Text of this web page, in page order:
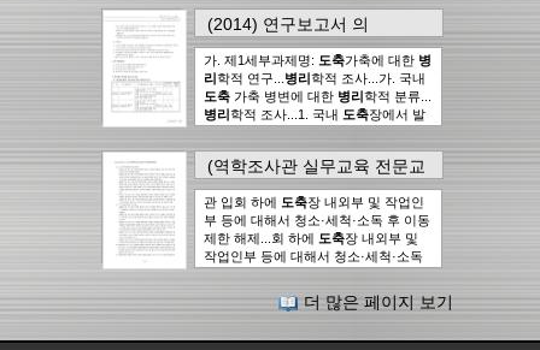
생 사례에 대한 책자 발간이 필요함...-
돼지의 신장 리포푹신증의 연구를 위해
도축돼지의 신장을 활용한 연구 수행
(2005, Rude 등)...- 병변과 원인체와의
관계 구명을 위해 폐렴이 있는도축돼
지에 대한 병리학적, 병인학적,...- 국내
발생 병변에 대한 도축 병리자료...- 국
다.도축 병리자료 모음집 발간...- 국내
발생 병변에 대한도축 병리자료...- 축
산 식품의 안전성 확보를 위해도축되
는 소 중 기립불능 상태의 개체에 대한
정밀...다.도축장에서 근무하는 검사관
들이 참고할 수 있는 국내도축장 발...
리자료 모음집 작성...가. 제1세부과제
명:도축가축에 대한병리
학적 연구...
라. 효과적인도축
안전성 제고...- 축산 식품의 안전성 확
보를 위해도축되는 소 중 기립불능 상
태의 개체에 대한 정밀...3.도축장에서
근무하는 검사관들이 참고할 수 있는
내도축장에서 발견되는 각종 병변들을
조사함으로써 농장에서의 질병 발생을
간접적...-국내 발생 병변에 대한도
축 ...?도축가축 병변의...-국내 발생 병
변에 대한도축 ...?도축가축 병변의...-
돼지의 신장 리포푹신증의 연구를 위해
도축돼지의 신장을 활용한 연구 수행
있는 국내 발생 사례에 대한 책자 발간
이 필요함...가. 국내
도축가축 병변에
(2014) 연구보고서 의
1930page에서.. 23건
가. 제1세부과제명: 도축가축에 대한 병
리학적 연구... 병리학적 조사...가. 국내
도축 가축 병변에 대한 병리학적 분류...
병리학적 조사...1. 국내 도축장에서 발
장에서의 질병 발생을 간접적...3.도축
장에서 근무하는 검사관들이 참고할 수
있는 국내도축
가. 제1세부과제명:도축가축에 대한병
리 학적 연구...라. 효과적인도축검사로
축산식품의 안전성 제고...- 축산 식품의
안전성 확보를 위해도축되는 소 중 기
자료 모음집 발간...병리자료
모음집 작성...병리
자료 모음집 작성...
(역학조사관 실무교육 전문교
재) 1. 가축방역정책 현안 및
국내외 주요 가축전염병 발생
동향의42page에서.. 23건
관 입회 하에 도축장 내외부 및 작업인
부 등에 대해서 청소·세척·소독 후 이동
제한 해제...회 하에 도축장 내외부 및
작업인부 등에 대해서 청소·세척·소독
도축
부산물은 소독·
폐기 또는 열처리·정제(랜더...- 발생일
축한도축장(도축출하 당일방문에
더 많은 페이지 보기